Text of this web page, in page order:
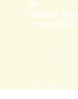
18h
vendredi :
1er samedi du